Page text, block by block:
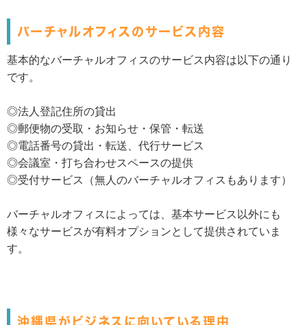
バーチャルオフィスのサービス内容
基本的なバーチャルオフィスのサービス内容は以下の通り
です。
◎法人登記住所の貸出
◎郵便物の受取・お知らせ・保管・転送
◎電話番号の貸出・転送、代行サービス
◎会議室・打ち合わせスペースの提供
◎受付サービス（無人のバーチャルオフィスもあります）
バーチャルオフィスによっては、基本サービス以外にも
様々なサービスが有料オプションとして提供されていま
す。
沖縄県がビジネスに向いている理由